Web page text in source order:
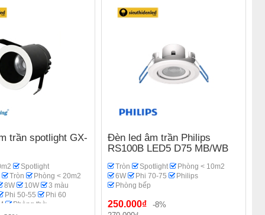
trần spotlight GX-
Spotlight
Tròn
Phòng < 20m2
8W 10W
3 màu
Phi 50-55
Phi 60
Phòng thờ
Đèn led âm trần Philips
RS100B LED5 D75 MB/WB
Tròn Spotlight
Phòng < 10m2
6W
Phi 70-75
Philips
Phòng bếp
250.000₫
-8%